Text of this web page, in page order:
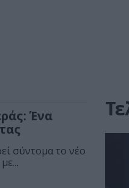
Ένα
σύντομα το νέο